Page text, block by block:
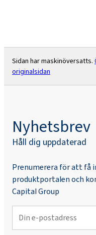
Sidan har maskinöversatts.
originalsidan
Nyhetsbrev
Håll dig uppdaterad
Prenumerera för att få
produktportalen och
Capital Group